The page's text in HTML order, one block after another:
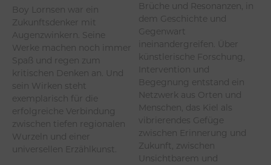
Boy Lornsen war ein
Zukunftsdenker mit
Augenzwinkern. Seine
Werke machen noch immer
Spaß und regen zum
kritischen Denken an. Und
sein Wirken steht
exemplarisch für die
erfolgreiche Verbindung
zwischen tiefen regionalen
Wurzeln und einer
universellen Erzählkunst.
Brüche und Resonanzen, in
dem Geschichte und
Gegenwart
ineinandergreifen. Über
künstlerische Forschung,
Intervention und
Begegnung entstand ein
Netzwerk aus Orten und
Menschen, das Kiel als
vibrierendes Gefüge
zwischen Erinnerung und
Zukunft, zwischen
Unsichtbarem und